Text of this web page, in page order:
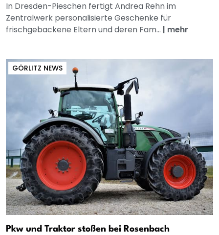
In Dresden-Pieschen fertigt Andrea Rehn im
Zentralwerk personalisierte Geschenke für
frischgebackene Eltern und deren Fam... | mehr
GÖRLITZ NEWS
Pkw und Traktor stoßen bei Rosenbach